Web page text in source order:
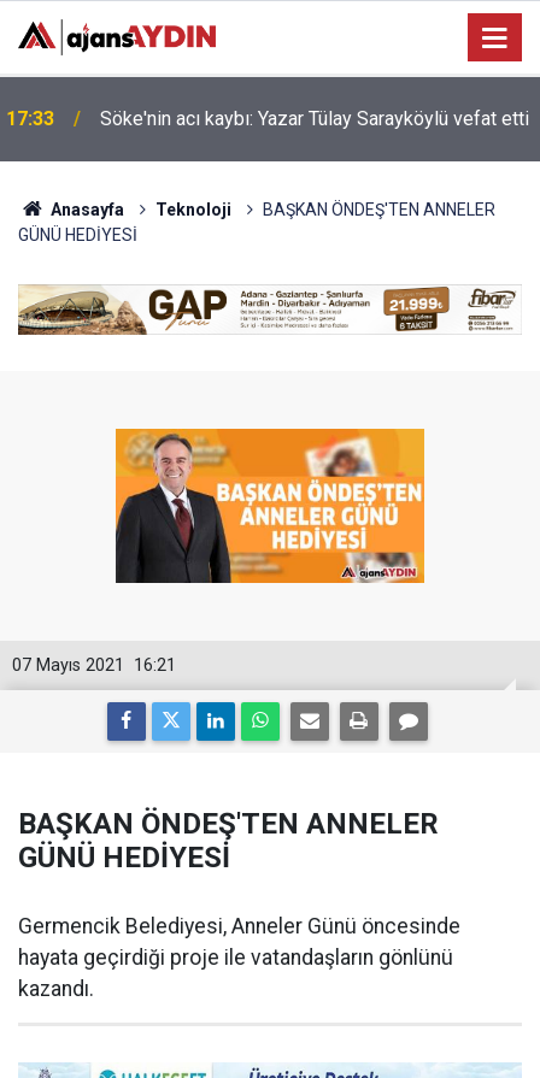
17:23
Nazilli'de motosiklet kazası: 16 yaşındaki Mustafa
vefat etti
Anasayfa Teknoloji
BAŞKAN ÖNDEŞ'TEN ANNELER
GÜNÜ HEDİYESİ
16:21
07 Mayıs 2021
BAŞKAN ÖNDEŞ'TEN ANNELER
GÜNÜ HEDİYESİ
Germencik Belediyesi, Anneler Günü öncesinde
hayata geçirdiği proje ile vatandaşların gönlünü
kazandı.